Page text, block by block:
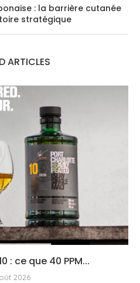
: la barrière cutanée
stratégique
ARTICLES
: ce que 40 PPM...
2026